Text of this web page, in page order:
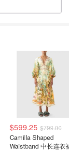
$599.25 $799.00
Camilla Shaped
Waistband 中长连衣